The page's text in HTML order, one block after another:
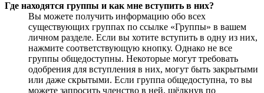
Где находятся группы и как мне вступить в них?
Вы можете получить информацию обо всех
существующих группах по ссылке «Группы» в вашем
личном разделе. Если вы хотите вступить в одну из них,
нажмите соответствующую кнопку. Однако не все
группы общедоступны. Некоторые могут требовать
одобрения для вступления в них, могут быть закрытыми
или даже скрытыми. Если группа общедоступна, то вы
можете запросить членство в ней, щёлкнув по